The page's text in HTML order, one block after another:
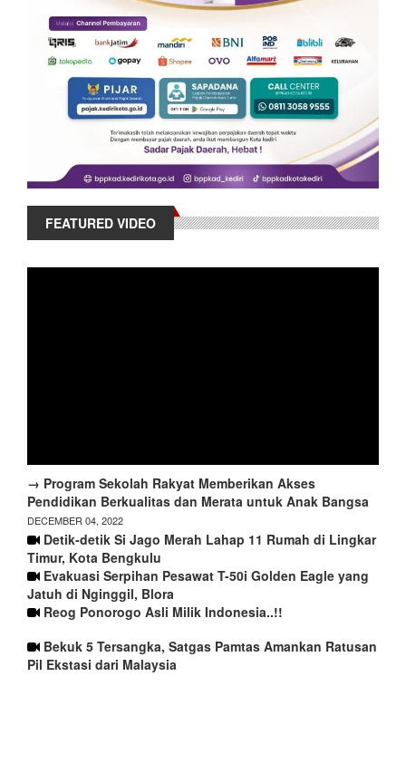
FEATURED VIDEO
→ Program Sekolah Rakyat Memberikan Akses
Pendidikan Berkualitas dan Merata untuk Anak Bangsa
DECEMBER 04, 2022
Detik-detik Si Jago Merah Lahap 11 Rumah di Lingkar
Timur, Kota Bengkulu
Evakuasi Serpihan Pesawat T-50i Golden Eagle yang
Jatuh di Nginggil, Blora
Reog Ponorogo Asli Milik Indonesia..!!
Bekuk 5 Tersangka, Satgas Pamtas Amankan Ratusan
Pil Ekstasi dari Malaysia